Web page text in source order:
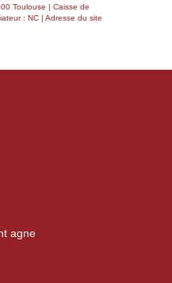
Toulouse | Caisse de
: NC | Adresse du site
agne